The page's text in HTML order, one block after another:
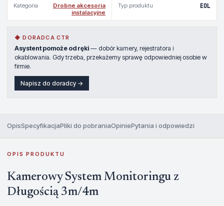
Kategoria
Drobne akcesoria
instalacyjne
Typ produktu EOL
◆ DORADCA CTR
Asystent pomoże od ręki — dobór kamery, rejestratora i
okablowania. Gdy trzeba, przekażemy sprawę odpowiedniej osobie w
firmie.
Napisz do doradcy →
OpisSpecyfikacjaPliki do pobraniaOpiniePytania i odpowiedzi
OPIS PRODUKTU
Kamerowy System Monitoringu z
Długością 3m/4m